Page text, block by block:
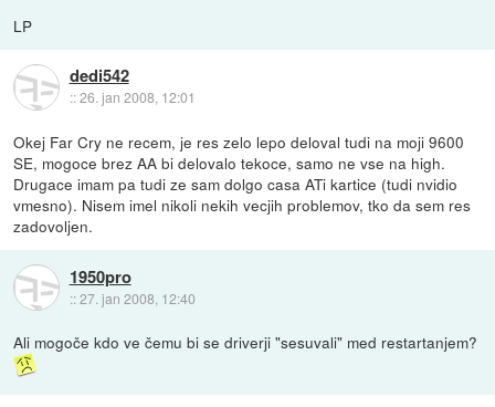
LP
dedi542
::26. jan 2008, 12:01
Okej Far Cry ne recem, je res zelo lepo deloval tudi na moji 9600
SE, mogoce brez AA bi delovalo tekoce, samo ne vse na high.
Drugace imam pa tudi ze sam dolgo casa ATi kartice (tudi nvidio
vmesno). Nisem imel nikoli nekih vecjih problemov, tko da sem res
zadovoljen.
1950pro
::27. jan 2008, 12:40
Ali mogoče kdo ve čemu bi se driverji "sesuvali" med restartanjem?